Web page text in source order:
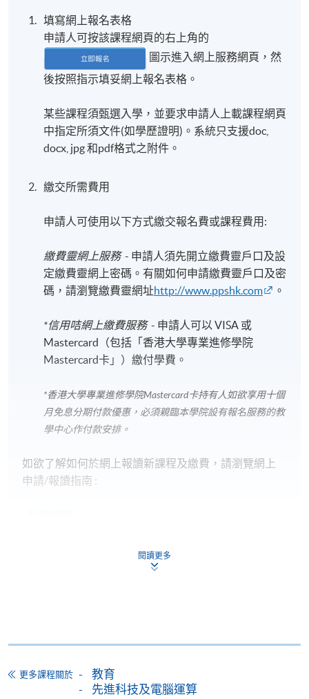
填寫網上報名表格
申請人可按該課程網頁的右上角的
圖示進入網上服務網頁，然
後按照指示填妥網上報名表格。
某些課程須甄選入學，並要求申請人上載課程網頁
中指定所須文件(如學歷證明)。系統只支援doc,
docx, jpg 和pdf格式之附件。
繳交所需費用
申請人可使用以下方式繳交報名費或課程費用:
繳費靈網上服務- 申請人須先開立繳費靈戶口及設
定繳費靈網上密碼。有關如何申請繳費靈戶口及密
碼，請瀏覽繳費靈網址http://www.ppshk.com 。
*信用咭網上繳費服務- 申請人可以 VISA 或
Mastercard（包括「香港大學專業進修學院
Mastercard卡」）繳付學費。
*香港大學專業進修學院Mastercard卡持有人如欲享用十個
月免息分期付款優惠，必須親臨本學院設有報名服務的教
學中心作付款安排。
如欲了解如何於網上報讀新課程及繳費，請瀏覽網上
申請/報讀指南 :
交下期學費的學員，提供網上服務，如學員就讀的課
網上支付可通過「繳費靈」(PPS) (不適用於手機)、
閱讀更多
更多課程關於
教育
先進科技及電腦運算